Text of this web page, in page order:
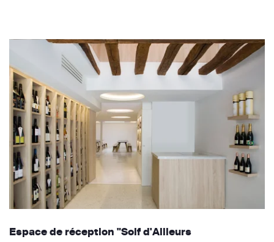
Espace de réception "Soif d'Ailleurs